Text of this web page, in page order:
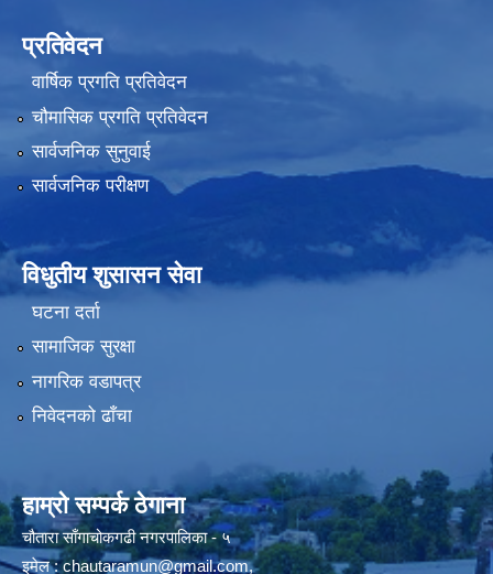
प्रतिवेदन
वार्षिक प्रगति प्रतिवेदन
चौमासिक प्रगति प्रतिवेदन
सार्वजनिक सुनुवाई
सार्वजनिक परीक्षण
विधुतीय शुसासन सेवा
घटना दर्ता
सामाजिक सुरक्षा
नागरिक वडापत्र
निवेदनको ढाँचा
हाम्रो सम्पर्क ठेगाना
चौतारा साँगाचोकगढी नगरपालिका - ५
इमेल :chautaramun@gmail.com,